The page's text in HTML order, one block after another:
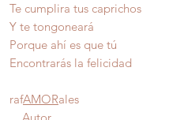
Te cumplira tus caprichos
Y te tongoneará
Porque ahí es que tú
Encontrarás la
rafAMORales